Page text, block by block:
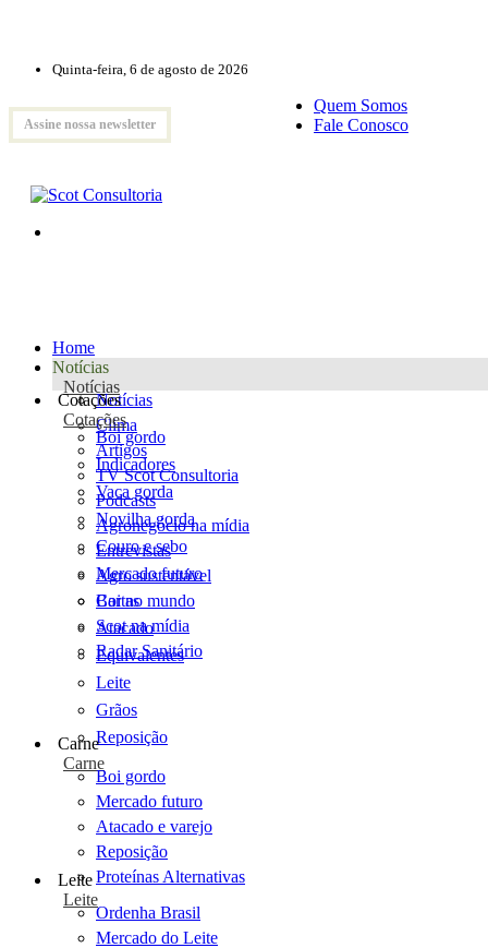
Quinta-feira, 6 de agosto de 2026
Assine nossa newsletter
Quem Somos
Fale Conosco
Home
Notícias
Notícias
Notícias
Clima
Artigos
TV Scot Consultoria
Podcasts
Agronegócio na mídia
Entrevistas
Agro sustentável
Cartas
Scot na mídia
Radar Sanitário
Cotações
Cotações
Boi gordo
Indicadores
Vaca gorda
Novilha gorda
Couro e sebo
Mercado futuro
Boi no mundo
Atacado
Equivalentes
Leite
Grãos
Reposição
Carne
Carne
Boi gordo
Mercado futuro
Atacado e varejo
Reposição
Proteínas Alternativas
Leite
Leite
Ordenha Brasil
Mercado do Leite